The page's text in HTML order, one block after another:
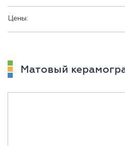
Цены:
Матовый